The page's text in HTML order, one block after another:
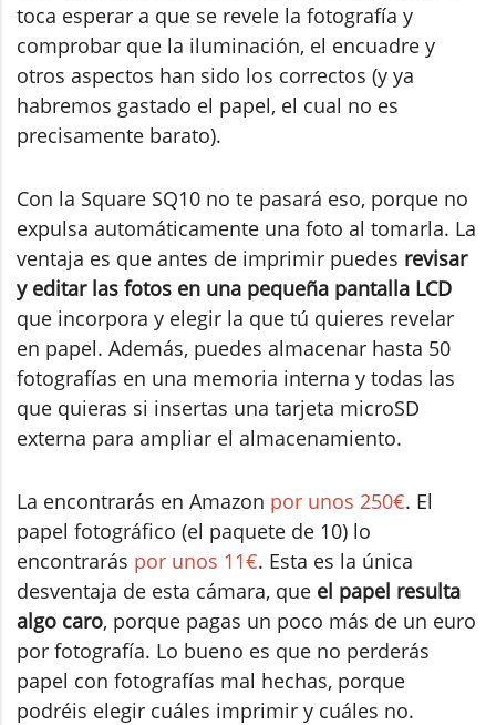
toca esperar a que se revele la fotografía y
comprobar que la iluminación, el encuadre y
otros aspectos han sido los correctos (y ya
habremos gastado el papel, el cual no es
precisamente barato).
Con la Square SQ10 no te pasará eso, porque no
expulsa automáticamente una foto al tomarla. La
ventaja es que antes de imprimir puedes revisar
y editar las fotos en una pequeña pantalla LCD
que incorpora y elegir la que tú quieres revelar
en papel. Además, puedes almacenar hasta 50
fotografías en una memoria interna y todas las
que quieras si insertas una tarjeta microSD
externa para ampliar el almacenamiento.
La encontrarás en Amazon por unos 250€. El
papel fotográfico (el paquete de 10) lo
encontrarás por unos 11€. Esta es la única
desventaja de esta cámara, que el papel resulta
algo caro, porque pagas un poco más de un euro
por fotografía. Lo bueno es que no perderás
papel con fotografías mal hechas, porque
podréis elegir cuáles imprimir y cuáles no.